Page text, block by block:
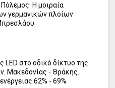
Η μοιραία
γερμανικών πλοίων
LED στο οδικό δίκτυο της
Μακεδονίας - Θράκης.
62% - 69%